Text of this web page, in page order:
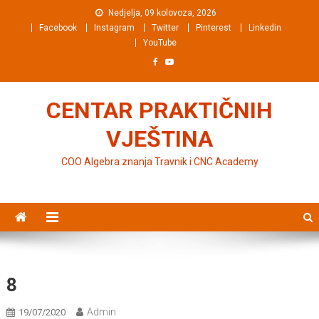
Preskočite na sadržaj
Nedjelja, 09 kolovoza, 2026
Facebook
Instagram Twitter Pinterest
Linkedin
YouTube
CENTAR PRAKTIČNIH
VJEŠTINA
COO Algebra znanja Travnik i CNC Academy
8
19/07/2020 Admin